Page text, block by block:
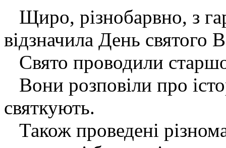
Щиро, різнобарвно, з
відзначила День святого
Свято проводили
Вони розповіли про
святкують.
Також проведені